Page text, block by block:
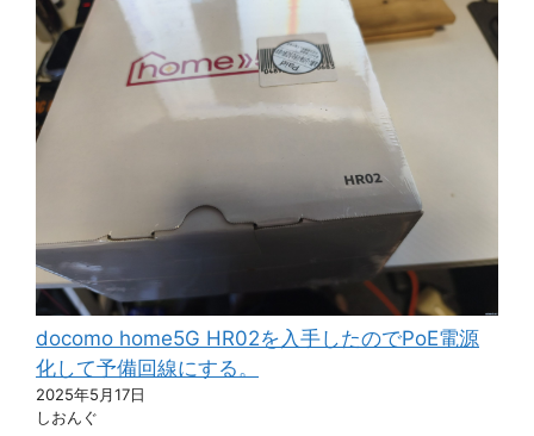
docomo home5G HR02を入手したのでPoE電源
化して予備回線にする。
2025年5月17日
しおんぐ